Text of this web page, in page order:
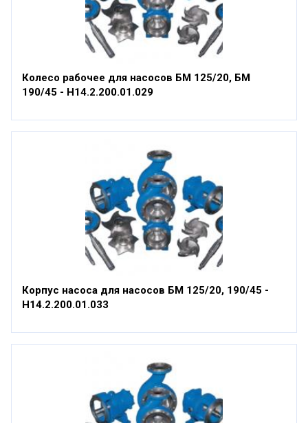
Колесо рабочее для насосов БМ 125/20, БМ
190/45 - Н14.2.200.01.029
Корпус насоса для насосов БМ 125/20, 190/45 -
Н14.2.200.01.033